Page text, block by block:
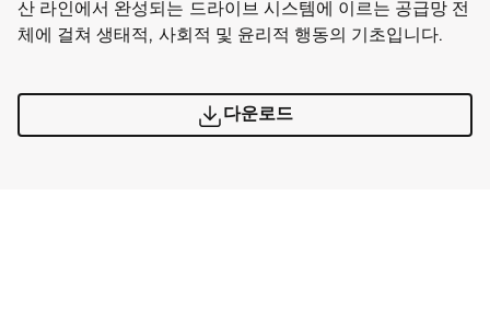
산 라인에서 완성되는 드라이브 시스템에 이르는 공급망 전
체에 걸쳐 생태적, 사회적 및 윤리적 행동의 기초입니다.
다운로드